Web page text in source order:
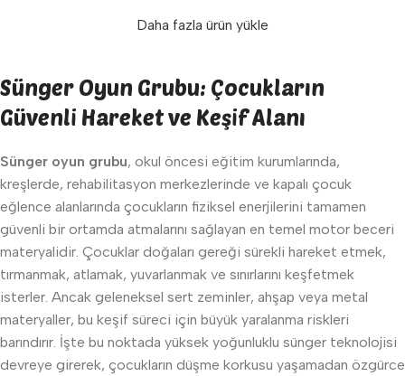
Daha fazla ürün yükle
Sünger Oyun Grubu: Çocukların
Güvenli Hareket ve Keşif Alanı
Sünger oyun grubu, okul öncesi eğitim kurumlarında,
kreşlerde, rehabilitasyon merkezlerinde ve kapalı çocuk
eğlence alanlarında çocukların fiziksel enerjilerini tamamen
güvenli bir ortamda atmalarını sağlayan en temel motor beceri
materyalidir. Çocuklar doğaları gereği sürekli hareket etmek,
tırmanmak, atlamak, yuvarlanmak ve sınırlarını keşfetmek
isterler. Ancak geleneksel sert zeminler, ahşap veya metal
materyaller, bu keşif süreci için büyük yaralanma riskleri
barındırır. İşte bu noktada yüksek yoğunluklu sünger teknolojisi
devreye girerek, çocukların düşme korkusu yaşamadan özgürce